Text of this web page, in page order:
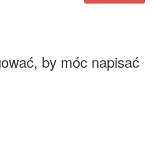
by móc napisać